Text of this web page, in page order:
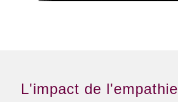
L'impact de l'empathie